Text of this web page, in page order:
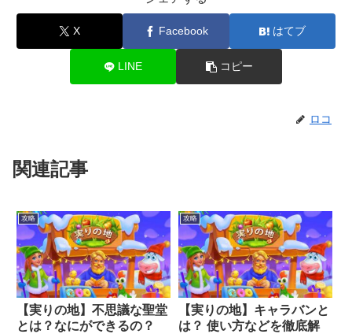
X Facebook はてブ
LINE コピー
ロコ
関連記事
攻略
【実りの地】不思議な聖堂
とは？なにができるの？
攻略
【実りの地】キャラバンと
は？ 使い方などを徹底解